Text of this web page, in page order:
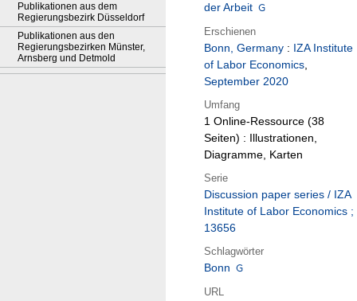
Publikationen aus dem
Regierungsbezirk Düsseldorf
Publikationen aus den
Regierungsbezirken Münster,
Arnsberg und Detmold
der Arbeit
Erschienen
Bonn, Germany : IZA Institute
of Labor Economics,
September 2020
Umfang
1 Online-Ressource (38
Seiten) : Illustrationen,
Diagramme, Karten
Serie
Discussion paper series / IZA
Institute of Labor Economics ;
13656
Schlagwörter
Bonn
URL